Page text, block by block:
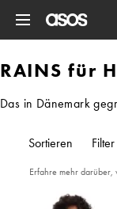
RAINS für
Das in Dänemark
Sortieren Filter
Erfahre mehr